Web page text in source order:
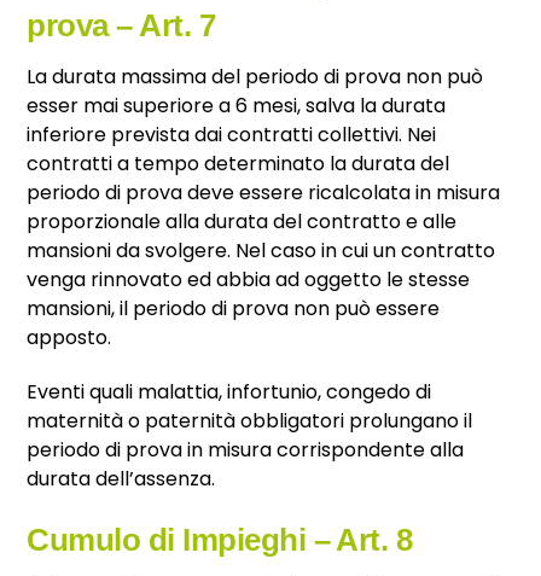
prova – Art. 7
La durata massima del periodo di prova non può
esser mai superiore a 6 mesi, salva la durata
inferiore prevista dai contratti collettivi. Nei
contratti a tempo determinato la durata del
periodo di prova deve essere ricalcolata in misura
proporzionale alla durata del contratto e alle
mansioni da svolgere. Nel caso in cui un contratto
venga rinnovato ed abbia ad oggetto le stesse
mansioni, il periodo di prova non può essere
apposto.
Eventi quali malattia, infortunio, congedo di
maternità o paternità obbligatori prolungano il
periodo di prova in misura corrispondente alla
durata dell’assenza.
Cumulo di Impieghi – Art. 8